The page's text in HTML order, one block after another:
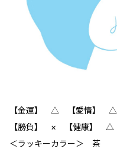
【金運】 △ 【愛情】 △
【勝負】 × 【健康】 △
＜ラッキーカラー＞ 茶